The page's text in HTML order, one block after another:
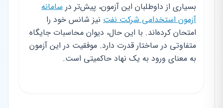
بسیاری از داوطلبان این آزمون، پیش‌تر در سامانه
آزمون استخدامی شرکت نفت نیز شانس خود را
امتحان کرده‌اند. با این حال، دیوان محاسبات جایگاه
متفاوتی در ساختار قدرت دارد. موفقیت در این آزمون
به معنای ورود به یک نهاد حاکمیتی است.